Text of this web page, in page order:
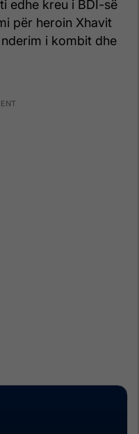
edhe kreu i BDI-së
për heroin Xhavit
i kombit dhe